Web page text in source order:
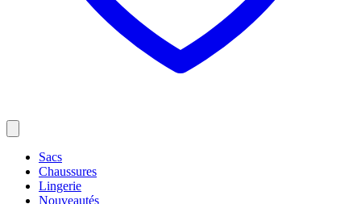
Sacs
Chaussures
Lingerie
Nouveautés